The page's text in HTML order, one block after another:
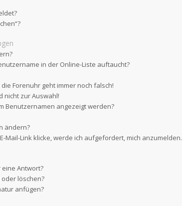
in der Online-Liste auftaucht?
Forenuhr geht immer noch falsch!
nicht zur Auswahl!
Benutzernamen angezeigt werden?
ändern?
Mail-Link klicke, werde ich aufgefordert, mich anzumelden.
Antwort?
löschen?
anfügen?